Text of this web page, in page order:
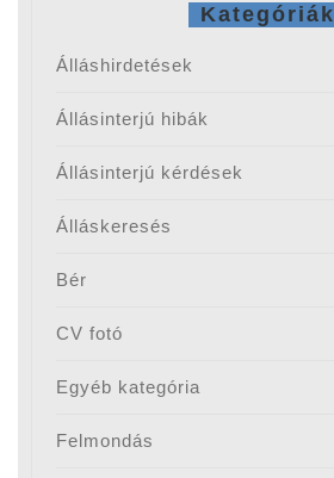
Kategóriák
Álláshirdetések
Állásinterjú hibák
Állásinterjú kérdések
Álláskeresés
Bér
CV fotó
Egyéb kategória
Felmondás